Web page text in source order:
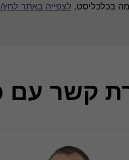
בכלכליסט, לצפייה באתר לחץ/
קשר